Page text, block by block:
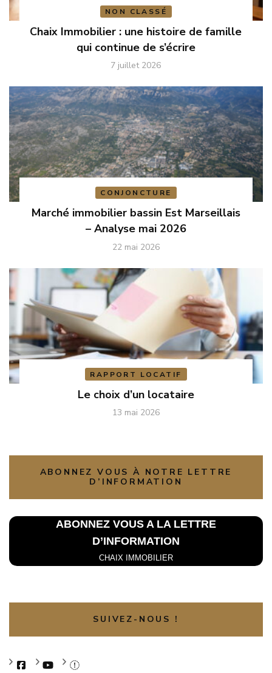
NON CLASSÉ
Chaix Immobilier : une histoire de famille
qui continue de s’écrire
7 juillet 2026
CONJONCTURE
Marché immobilier bassin Est Marseillais
– Analyse mai 2026
22 mai 2026
RAPPORT LOCATIF
Le choix d’un locataire
13 mai 2026
ABONNEZ VOUS À NOTRE LETTRE
D’INFORMATION
ABONNEZ VOUS A LA LETTRE
D’INFORMATION
CHAIX IMMOBILIER
SUIVEZ-NOUS !